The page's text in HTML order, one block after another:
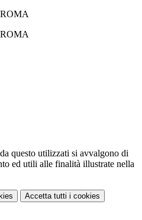
questo utilizzati si avvalgono di
ed utili alle finalità illustrate nella
Accetta tutti i cookies